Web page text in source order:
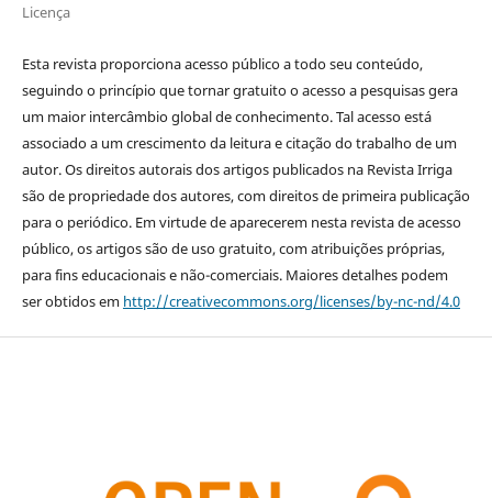
Licença
Esta revista proporciona acesso público a todo seu conteúdo,
seguindo o princípio que tornar gratuito o acesso a pesquisas gera
um maior intercâmbio global de conhecimento. Tal acesso está
associado a um crescimento da leitura e citação do trabalho de um
autor. Os direitos autorais dos artigos publicados na Revista Irriga
são de propriedade dos autores, com direitos de primeira publicação
para o periódico. Em virtude de aparecerem nesta revista de acesso
público, os artigos são de uso gratuito, com atribuições próprias,
para fins educacionais e não-comerciais. Maiores detalhes podem
ser obtidos em http://creativecommons.org/licenses/by-nc-nd/4.0